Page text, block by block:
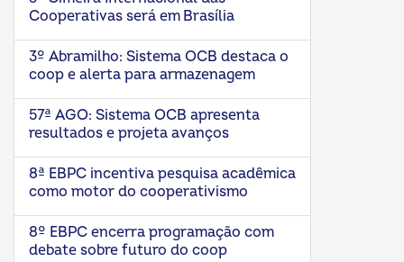
Cooperativas será em Brasília
3º Abramilho: Sistema OCB destaca o
coop e alerta para armazenagem
57ª AGO: Sistema OCB apresenta
resultados e projeta avanços
8ª EBPC incentiva pesquisa acadêmica
como motor do cooperativismo
8º EBPC encerra programação com
debate sobre futuro do coop